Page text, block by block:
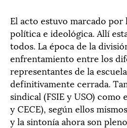
El acto estuvo marcado por
política e ideológica. Allí
todos. La época de la
enfrentamiento entre los
representantes de la
definitivamente cerrada.
sindical (FSIE y USO) como
y CECE), según ellos
y la sintonía ahora son